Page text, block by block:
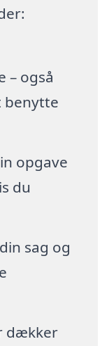
– også
benytte
opgave
du
sag og
dækker